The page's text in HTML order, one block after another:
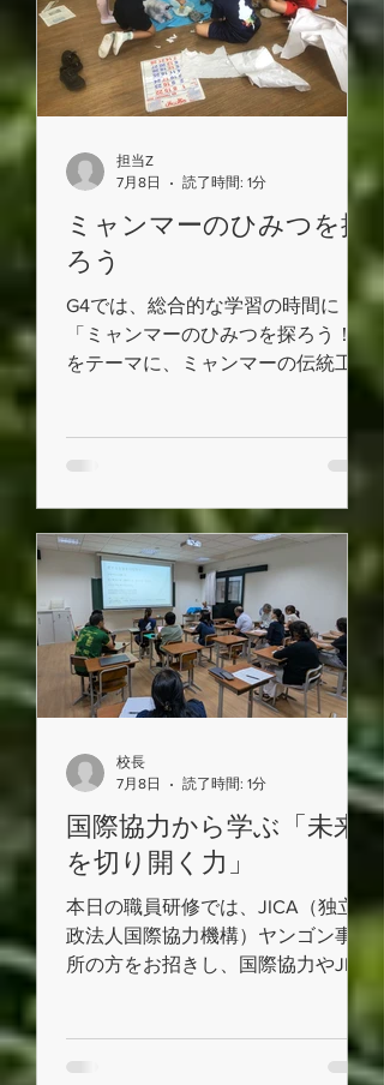
ミャンマーのひみつを探
ろう
G4では、総合的な学習の時間に
「ミャンマーのひみつを探ろう！」
をテーマに、ミャンマーの伝統工芸
接着には、米から作った「米のり」
を使用し、昔ながらの製法も体験し
ました。 紙がしっかり乾いた後
は、張り子を半分に切って中の型を
取り出し、再び貼り合わせる工程へ
進みます。何度も紙を貼り重ねる作
業は、予想以上に根気のいるもので
した。活動を通して、張り子職人さ
んたちの技術や苦労にも目を向け、
できています。
担当Z
7月8日
読了時間: 1分
国際協力から学ぶ「未来
を切り開く力」
本日の職員研修では、JICA（独立行
政法人国際協力機構）ヤンゴン事務
所の方をお招きし、国際協力やJICA
の業務内容についてご講話いただき
な課題や、その解決に向けた取組に
ついて学ぶ中で、本校が目指す「未
校長
7月8日
読了時間: 1分